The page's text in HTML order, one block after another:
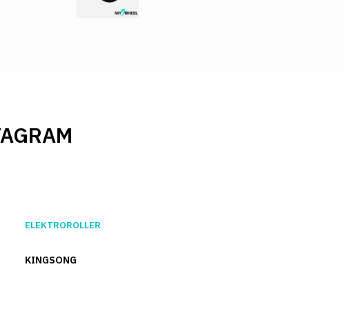
ELEKTROROLLER
KINGSONG